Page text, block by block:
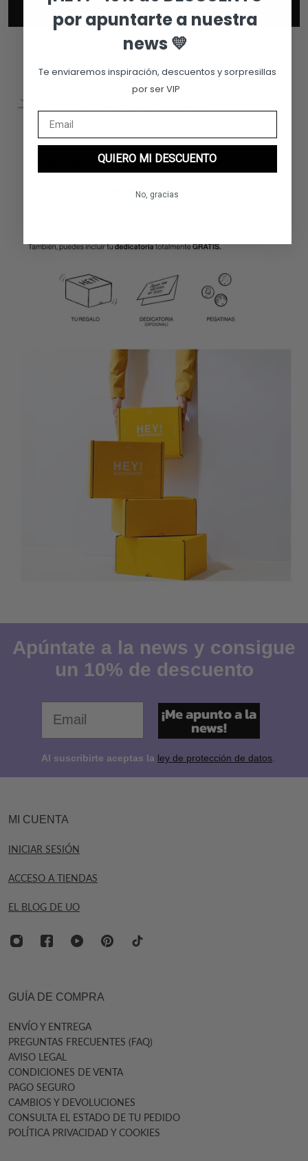
Escríbenos una reseña
Apúntate a la news y consigue
un 10% de descuento
¡Me apunto a la
news!
Al suscribirte aceptas la ley de protección de datos
MI CUENTA
INICIAR SESIÓN
ACCESO A TIENDAS
EL BLOG DE UO
GUÍA DE COMPRA
ENVÍO Y ENTREGA
PREGUNTAS FRECUENTES (FAQ)
AVISO LEGAL
CONDICIONES DE VENTA
PAGO SEGURO
CAMBIOS Y DEVOLUCIONES
CONSULTA EL ESTADO DE TU PEDIDO
POLÍTICA PRIVACIDAD Y COOKIES
por apuntarte a nuestra
news 💛
Te enviaremos inspiración, descuentos y sorpresillas
por ser VIP
QUIERO MI DESCUENTO
No, gracias